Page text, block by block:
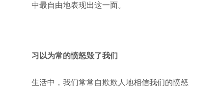
中最自由地表现出这一面。
习以为常的愤怒毁了我们
生活中，我们常常自欺欺人地相信我们的愤怒